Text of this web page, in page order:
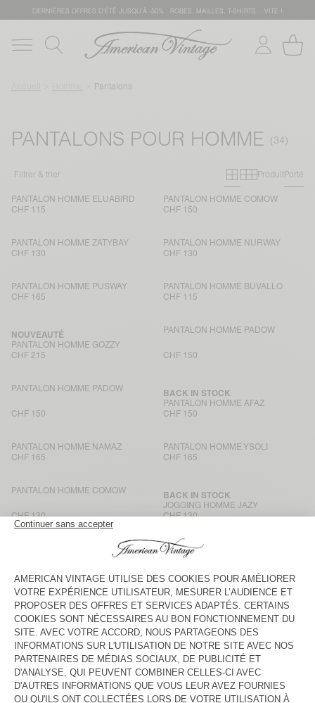
DERNIÈRES OFFRES D'ÉTÊ JUSQU'À -50% : ROBES, MAILLES, T-SHIRTS... VITE !
Pantalons
PANTALONS POUR HOMME
Filtrer & trier Grille
Grille
ProduitPorté
PANTALON HOMME ELUABIRD
CHF 115
PANTALON HOMME COMOW
CHF 150
PANTALON HOMME ZATYBAY
CHF 130
PANTALON HOMME NURWAY
CHF 130
PANTALON HOMME PUSWAY
CHF 165
PANTALON HOMME BUVALLO
CHF 115
PANTALON HOMME GOZZY
NOUVEAUTÉ
CHF 215
PANTALON HOMME PADOW
CHF 150
PANTALON HOMME PADOW
CHF 150
PANTALON HOMME AFAZ
BACK IN STOCK
CHF 150
PANTALON HOMME NAMAZ
CHF 165
PANTALON HOMME YSOLI
CHF 165
PANTALON HOMME COMOW
CHF 130
JOGGING HOMME JAZY
BACK IN STOCK
CHF 130
PANTALON HOMME AYANY
PANTALON HOMME AFAZ
CHF 150
PANTALON HOMME YROWAY
CHF 150
PANTALON HOMME YUPIBAM
BACK IN STOCK
CHF 150
BACK IN STOCK
CHF 150
PANTALON HOMME PADOW
CHF 150